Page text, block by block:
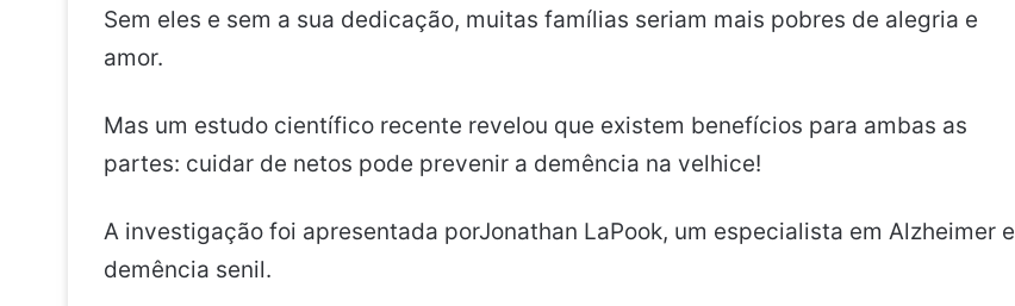
Sem eles e sem a sua dedicação, muitas famílias seriam mais pobres de alegria e
amor.
Mas um estudo científico recente revelou que existem benefícios para ambas as
partes: cuidar de netos pode prevenir a demência na velhice!
A investigação foi apresentada porJonathan LaPook, um especialista em Alzheimer e
demência senil.